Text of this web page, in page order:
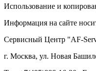
Использование и
Информация на сайте
Сервисный Центр "AF-
г. Москва, ул. Новая